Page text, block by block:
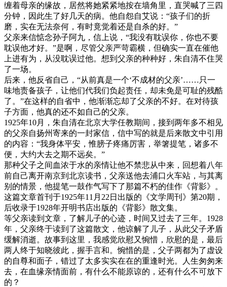
缠着母亲的缘故，居然将她紧紧地按在墙角里，直哭喊了三四
分钟，因此生了好几天的病。他自怨自艾说：“孩子们的折
磨，实在无法奈何，有时竟觉着还是自杀的好。”
父亲来信惦念孙子阿九，信上说，“我没有耽误你，你也不要
耽误他才好。”是啊，尽管父亲严苛霸横，但确实一直在催他
上进有为，从没耽误过他。想到父亲的种种好，朱自清不住哭
了一场。
后来，他反省自己，“从前真是一个‘不成材的父亲’……只一
味地责备孩子，让他们代我们负起责任，却未免是可耻的残酷
了。”在这样的自省中，他渐渐忘却了父亲的不好。在对待孩
子方面，他真的还不如自己的父亲。
1925年10月，朱自清在北京大学任教期间，接到两年多不相见
的父亲自扬州寄来的一封家信，信中写的就是后来散文中引用
的内容：“我身体平安，惟膀子疼痛厉害，举箸提笔，诸多不
便，大约大去之期不远矣。”
那种父子之间血浓于水的亲情让他不禁悲从中来，回想着八年
前自己离开南京到北京读书，父亲送他去浦口火车站，与其离
别的情景，他提笔一鼓作气写下了那篇不朽的佳作《背影》。
这篇文章首刊于1925年11月22日出版的《文学周刊》第20期，
后收录于1928年开明书店出版的《背影》散文集。
等父亲读到文章，了解儿子的心迹，时间又过去了三年。1928
年，父亲终于读到了这篇散文，他谅解了儿子，从此父子矛盾
缓解消逝。故事到这里，我感觉欣慰又惋惜，欣慰的是，最后
两人终于知晓彼此，握手言和。惋惜的是，父子两都为了虚设
的自尊和面子，错过了太多实实在在的重逢时光。人生匆匆来
去，在血缘亲情面前，有什么不能原谅的，还有什么不可放下
的？